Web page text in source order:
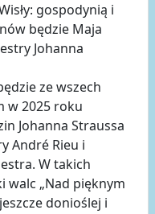
gospodynią i
będzie Maja
Johanna
ze wszech
w 2025 roku
Johanna Straussa
André Rieu i
W takich
walc „Nad pięknym
donioślej i